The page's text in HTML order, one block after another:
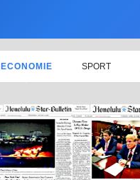
ECONOMIE SPORT